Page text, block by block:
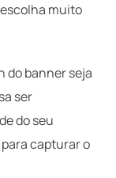
muito
do banner seja
ser
do seu
capturar o